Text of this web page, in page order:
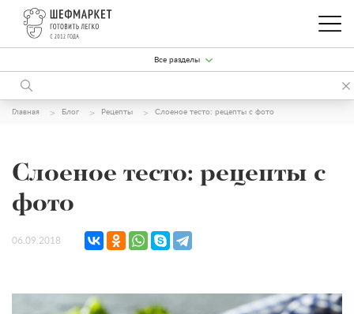
Все разделы
Главная Блог Рецепты Слоеное тесто: рецепты с фото
Слоеное тесто: рецепты с
фото
06.09.2018